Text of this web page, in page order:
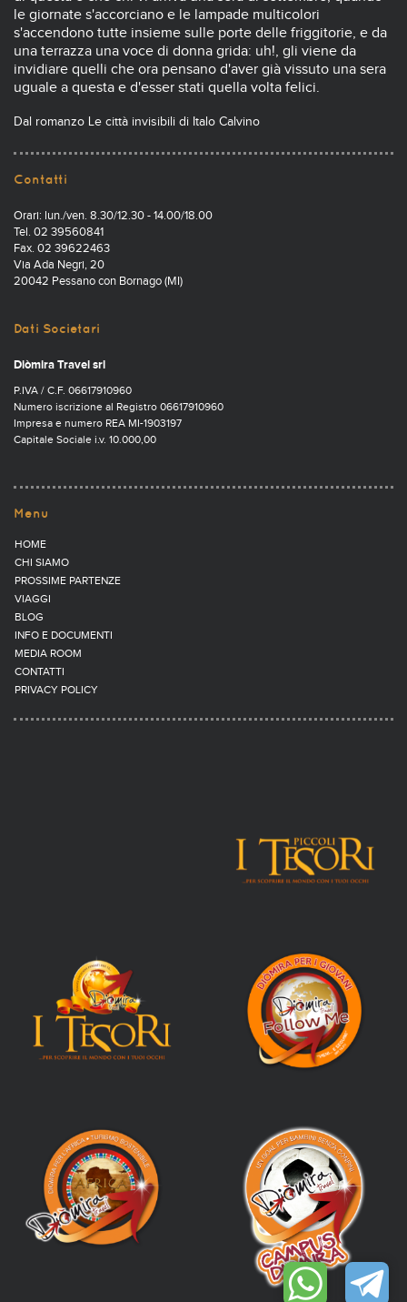
le giornate s'accorciano e le lampade multicolori
s'accendono tutte insieme sulle porte delle friggitorie, e da
una terrazza una voce di donna grida: uh!, gli viene da
invidiare quelli che ora pensano d'aver già vissuto una sera
uguale a questa e d'esser stati quella volta felici.
Dal romanzo Le città invisibili di Italo Calvino
Contatti
Orari: lun./ven. 8.30/12.30 - 14.00/18.00
Tel. 02 39560841
Fax. 02 39622463
Via Ada Negri, 20
20042 Pessano con Bornago (MI)
Dati Societari
Diòmira Travel srl
P.IVA / C.F. 06617910960
Numero iscrizione al Registro 06617910960
Impresa e numero REA MI-1903197
Capitale Sociale i.v. 10.000,00
Menu
HOME
CHI SIAMO
PROSSIME PARTENZE
VIAGGI
BLOG
INFO E DOCUMENTI
MEDIA ROOM
CONTATTI
PRIVACY POLICY